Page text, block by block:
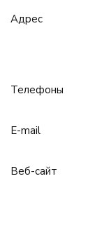
Адрес
Телефоны
E-mail
Веб-сайт